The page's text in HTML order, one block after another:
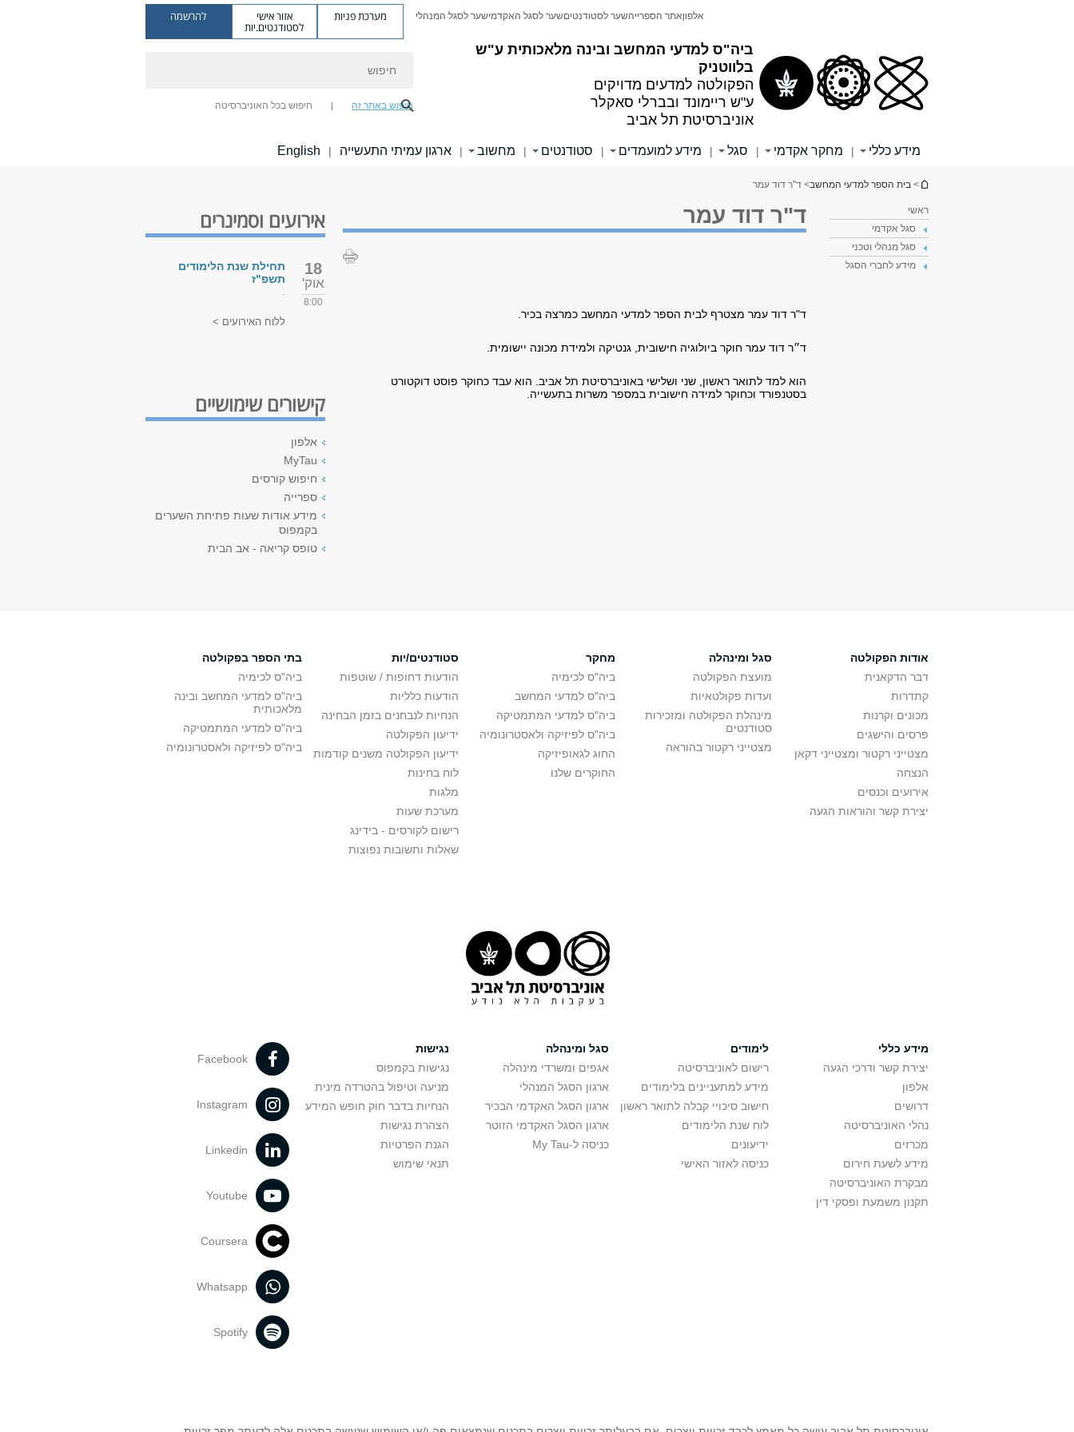
ביה"ס למדעי המחשב ובינה מלאכותית ע"ש
בלווטניק
הפקולטה למדעים מדויקים
ע"ש ריימונד ובברלי סאקלר
אוניברסיטת תל אביב
אלפוןאתר הספרייהשער לסטודנטיםשער לסגל האקדמישער לסגל המנהלי מערכת פניות אזור אישי
לסטודנטים.יות
להרשמה
חיפוש באתר זה חיפוש בכל האוניברסיטה
מידע כללי | מחקר אקדמי | סגל | מידע למועמדים | סטודנטים | מחשוב | ארגון עמיתי התעשייה |
English
הינך נמצא כאן
> בית הספר למדעי המחשב> ד"ר דוד עמר
ראשי
סגל אקדמי
סגל מנהלי וטכני
מידע לחברי הסגל
ד"ר דוד עמר
ד"ר דוד עמר מצטרף לבית הספר למדעי המחשב כמרצה בכיר.
ד״ר דוד עמר חוקר ביולוגיה חישובית, גנטיקה ולמידת מכונה יישומית.
הוא למד לתואר ראשון, שני ושלישי באוניברסיטת תל אביב. הוא עבד כחוקר פוסט דוקטורט
בסטנפורד וכחוקר למידה חישובית במספר משרות בתעשייה.
אירועים וסמינרים
18
אוק'
8:00
תחילת שנת הלימודים
תשפ"ז
.
ללוח האירועים >
קישורים שימושיים
אלפון
MyTau
חיפוש קורסים
ספרייה
מידע אודות שעות פתיחת השערים
בקמפוס
טופס קריאה - אב הבית
אודות הפקולטה
דבר הדקאנית
קתדרות
מכונים וקרנות
פרסים והישגים
מצטייני רקטור ומצטייני דקאן
הנצחה
אירועים וכנסים
יצירת קשר והוראות הגעה
סגל ומינהלה
מועצת הפקולטה
ועדות פקולטאיות
מינהלת הפקולטה ומזכירות
סטודנטים
מצטייני רקטור בהוראה
מחקר
ביה"ס לכימיה
ביה"ס למדעי המחשב
ביה"ס למדעי המתמטיקה
ביה"ס לפיזיקה ולאסטרונומיה
החוג לגאופיזיקה
החוקרים שלנו
סטודנטים/יות
הודעות דחופות / שוטפות
הודעות כלליות
הנחיות לנבחנים בזמן הבחינה
ידיעון הפקולטה
ידיעון הפקולטה משנים קודמות
לוח בחינות
מלגות
מערכת שעות
רישום לקורסים - בידינג
שאלות ותשובות נפוצות
בתי הספר בפקולטה
ביה"ס לכימיה
ביה"ס למדעי המחשב ובינה
מלאכותית
ביה"ס למדעי המתמטיקה
ביה"ס לפיזיקה ולאסטרונומיה
מידע כללי
יצירת קשר ודרכי הגעה
אלפון
דרושים
נהלי האוניברסיטה
מכרזים
מידע לשעת חירום
מבקרת האוניברסיטה
תקנון משמעת ופסקי דין
לימודים
רישום לאוניברסיטה
מידע למתעניינים בלימודים
חישוב סיכויי קבלה לתואר ראשון
לוח שנת הלימודים
ידיעונים
כניסה לאזור האישי
סגל ומינהלה
אגפים ומשרדי מינהלה
ארגון הסגל המנהלי
ארגון הסגל האקדמי הבכיר
ארגון הסגל האקדמי הזוטר
כניסה ל-My Tau
נגישות
נגישות בקמפוס
מניעה וטיפול בהטרדה מינית
הנחיות בדבר חוק חופש המידע
הצהרת נגישות
הגנת הפרטיות
תנאי שימוש
Facebook
Instagram
Linkedin
Youtube
Coursera
Whatsapp
Spotify